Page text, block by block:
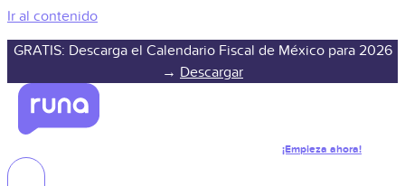
Ir al contenido
GRATIS: Descarga el Calendario Fiscal de México para 2026
→ Descargar
¡Empieza ahora!